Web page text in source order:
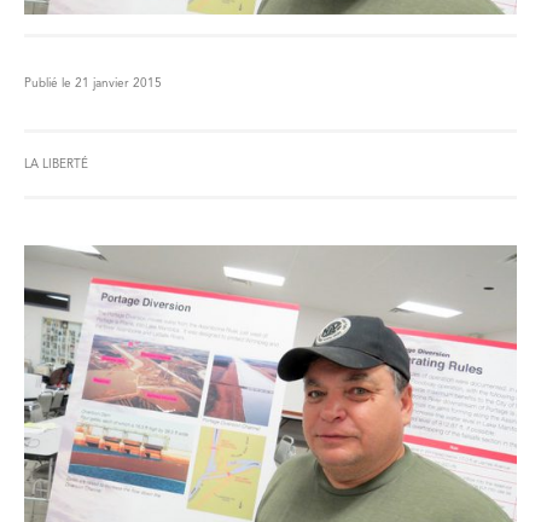
Publié le 21 janvier 2015
LA LIBERTÉ